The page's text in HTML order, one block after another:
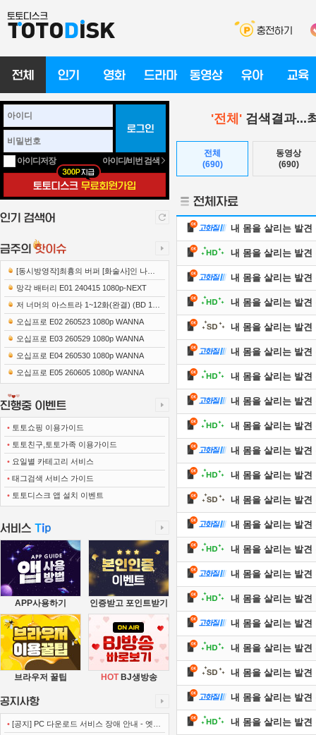
아이디저장 아이디/비번 검색
[동시방영작]최흉의 버퍼 [화술사]인 나는
세계 최강 클랜을 이끈다 E12 241219 108..
망각 배터리 E01 240415 1080p-NEXT
저 너머의 아스트라 1~12화(완결) (BD 192
0x1080 x265-10Bit FLACx2)
오십프로 E02 260523 1080p WANNA
오십프로 E03 260529 1080p WANNA
오십프로 E04 260530 1080p WANNA
오십프로 E05 260605 1080p WANNA
• 토토쇼핑 이용가이드
• 토토친구,토토가족 이용가이드
• 요일별 카테고리 서비스
• 태그검색 서비스 가이드
• 토토디스크 앱 설치 이벤트
APP사용하기 인증받고 포인트받기
브라우저 꿀팁 HOTBJ생방송
• [공지] PC 다운로드 서비스 장애 안내 - 엣지
'전체'검색결과...
전체
(690)
동영상
(690)
내 몸을 살리는 발견
내 몸을 살리는 발견
내 몸을 살리는 발견
내 몸을 살리는 발견
내 몸을 살리는 발견
내 몸을 살리는 발견
내 몸을 살리는 발견
내 몸을 살리는 발견
내 몸을 살리는 발견
내 몸을 살리는 발견
내 몸을 살리는 발견
내 몸을 살리는 발견
내 몸을 살리는 발견
내 몸을 살리는 발견
내 몸을 살리는 발견
내 몸을 살리는 발견
내 몸을 살리는 발견
내 몸을 살리는 발견
내 몸을 살리는 발견
내 몸을 살리는 발견
내 몸을 살리는 발견